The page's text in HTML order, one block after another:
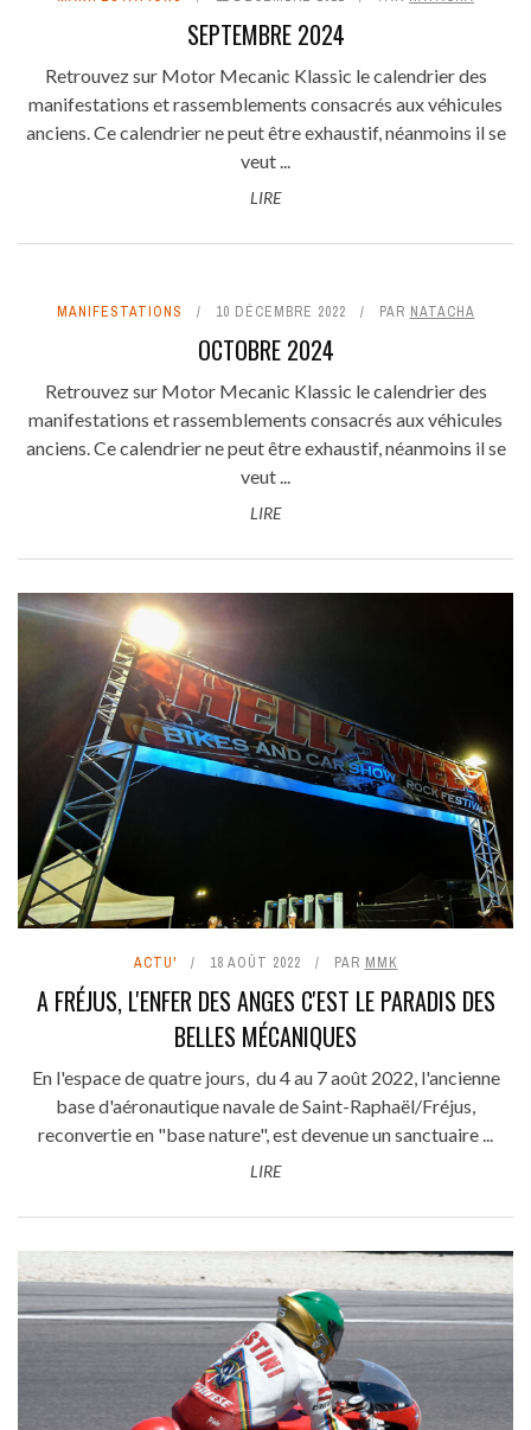
SEPTEMBRE 2024
Retrouvez sur Motor Mecanic Klassic le calendrier des
manifestations et rassemblements consacrés aux véhicules
anciens. Ce calendrier ne peut être exhaustif, néanmoins il se
veut ...
LIRE
MANIFESTATIONS 10 DÉCEMBRE 2022 PAR NATACHA
OCTOBRE 2024
Retrouvez sur Motor Mecanic Klassic le calendrier des
manifestations et rassemblements consacrés aux véhicules
anciens. Ce calendrier ne peut être exhaustif, néanmoins il se
veut ...
LIRE
ACTU' 18 AOÛT 2022 PAR MMK
A FRÉJUS, L'ENFER DES ANGES C'EST LE PARADIS DES
BELLES MÉCANIQUES
En l'espace de quatre jours, du 4 au 7 août 2022, l'ancienne
base d'aéronautique navale de Saint-Raphaël/Fréjus,
reconvertie en "base nature", est devenue un sanctuaire ...
LIRE